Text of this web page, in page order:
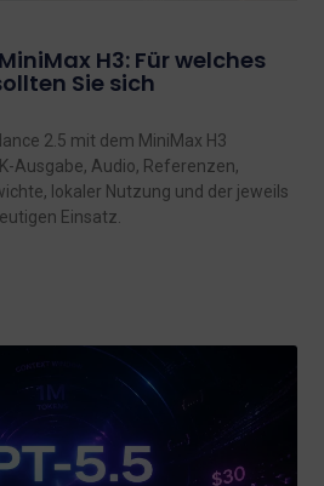
H3: Für welches
Sie sich
2.5 mit dem MiniMax H3
Ausgabe, Audio, Referenzen,
lokaler Nutzung und der jeweils
Einsatz.